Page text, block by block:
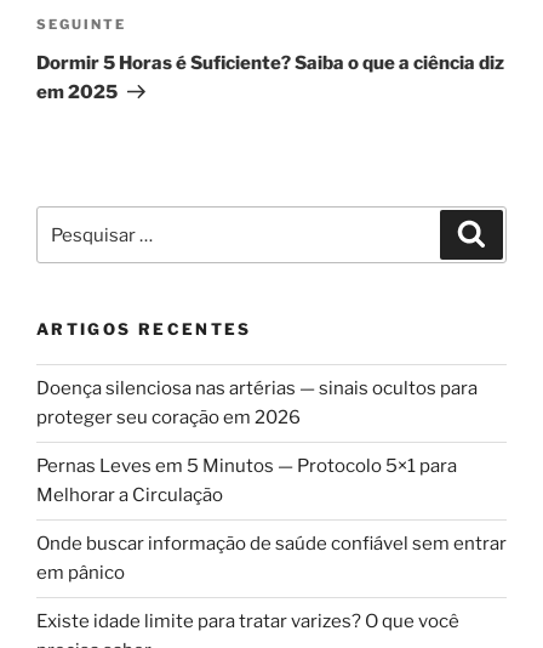
Conteúdo
seguinte
SEGUINTE
Dormir 5 Horas é Suficiente? Saiba o que a ciência diz
em 2025
por:
ARTIGOS RECENTES
Doença silenciosa nas artérias — sinais ocultos para
proteger seu coração em 2026
Pernas Leves em 5 Minutos — Protocolo 5×1 para
Melhorar a Circulação
Onde buscar informação de saúde confiável sem entrar
em pânico
Existe idade limite para tratar varizes? O que você